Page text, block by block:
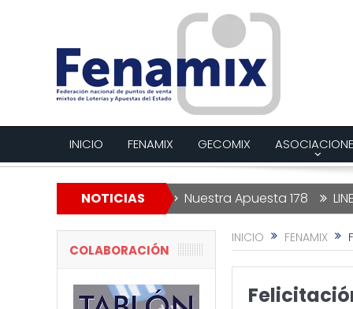
INICIO FENAMIX GECOMIX
NOTICIAS
de Navidad Nuestra Apuesta 178 LINEAS
INICIO FENAMIX
COLABORACIÓN